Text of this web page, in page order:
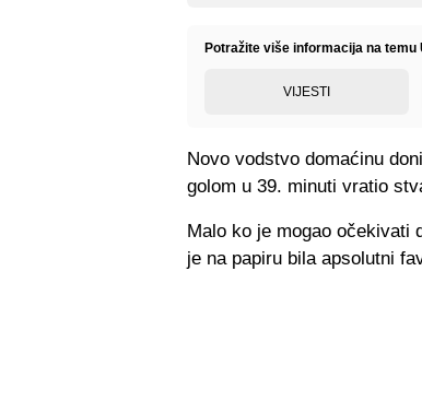
Potražite više informacija na temu
VIJESTI
Novo vodstvo domaćinu
golom u 39. minuti vratio
Malo ko je mogao očekivati
je na papiru bila apsolutni